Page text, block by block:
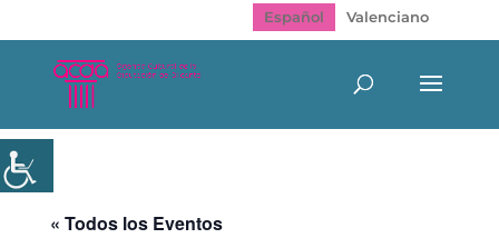
Español Valenciano
« Todos los Eventos